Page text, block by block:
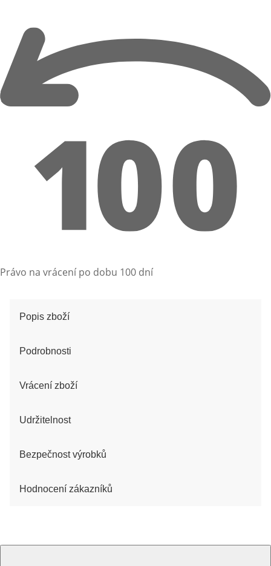
Právo na vrácení po dobu 100 dní
Popis zboží
Podrobnosti
Vrácení zboží
Udržitelnost
Bezpečnost výrobků
Hodnocení zákazníků